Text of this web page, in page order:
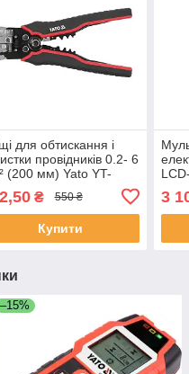
для обтискання і
провідників 0.2- 6
(200 мм) Yato YT-
₴ 550 ₴
Купити
3
–15%